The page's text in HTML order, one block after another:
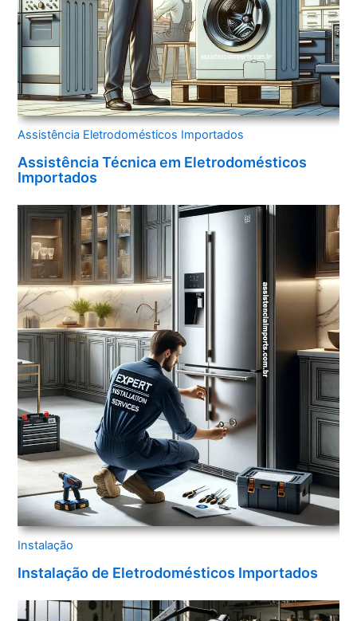
Assistência Eletrodomésticos Importados
Assistência Técnica em Eletrodomésticos
Importados
Instalação
Instalação de Eletrodomésticos Importados